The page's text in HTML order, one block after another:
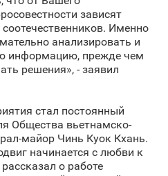
зависят
Именно
анализировать и
информацию, прежде чем
решения», - заявил
стал постоянный
Общества вьетнамско-
майор Чинь Куок Кхань.
начинается с любви к
о работе